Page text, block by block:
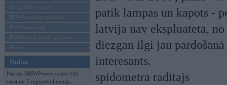
Sērijveida tūnings
BMW pasaules jaunumi
BMW koncepti
BMW konkurentu jaunumi
Moto
Online
Pašreiz BMWPower skatās 141
viesi un 5 reģistrēti lietotāji.
patik lampas un kapots -
latvija nav ekspluateta,
diezgan ilgi jau
interesants.
spidometra raditajs